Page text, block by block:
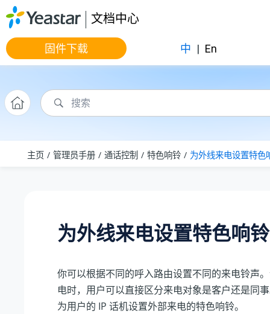
跳转到主要内容
文档中心
固件下载 中 | En
主页 管理员手册 通话控制 特色响铃 为外线来电设置特色
为外线来电设置特色响铃
你可以根据不同的呼入路由设置不同的来电铃声
电时，用户可以直接区分来电对象是客户还是同
为用户的 IP 话机设置外部来电的特色响铃。